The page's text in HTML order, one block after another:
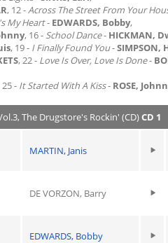
, 12 -Across The Street From Your
My Heart- EDWARDS, Bobby,
, 16 - School Dance- HICKMAN,
, 19 - I Finally Found You-SIMPSON,
, 22 - Love Is Over, Love Is Done-
25 - It Started With A Kiss- ROSE,
The Drugstore's Rockin' (CD)CD 1
MARTIN, Janis
DE VORZON, Barry
EDWARDS, Bobby